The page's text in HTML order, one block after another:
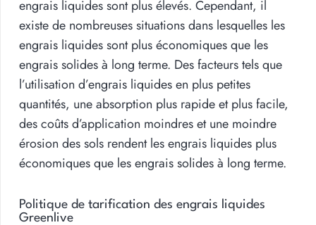
engrais liquides sont plus élevés. Cependant, il
existe de nombreuses situations dans lesquelles les
engrais liquides sont plus économiques que les
engrais solides à long terme. Des facteurs tels que
l’utilisation d’engrais liquides en plus petites
quantités, une absorption plus rapide et plus facile,
des coûts d’application moindres et une moindre
érosion des sols rendent les engrais liquides plus
économiques que les engrais solides à long terme.
Politique de tarification des engrais liquides
Greenlive